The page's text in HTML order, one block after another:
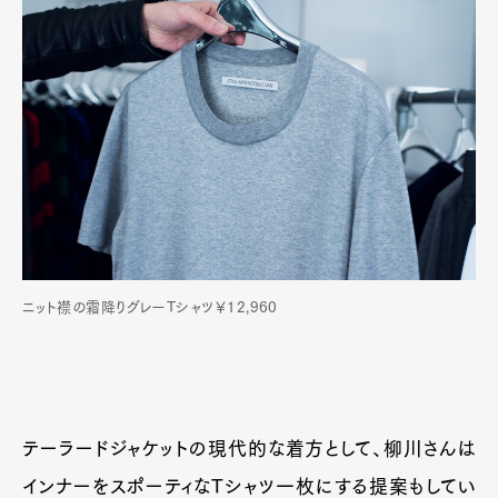
ニット襟の霜降りグレーTシャツ￥12,960
テーラードジャケットの現代的な着方として、柳川さんは
インナーをスポーティなTシャツ一枚にする提案もしてい